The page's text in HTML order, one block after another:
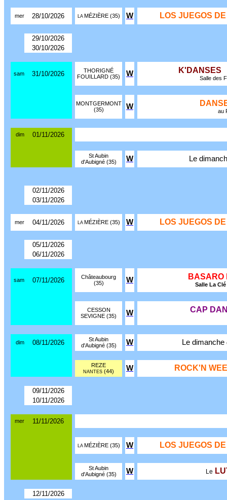
mer 28/10/2026 LA MÉZIÈRE (35) W LOS JUEGOS
29/10/2026
30/10/2026
sam 31/10/2026
THORIGNÉ
FOUILLARD (35)
W K'DANSES
Salle des
MONTGERMONT
(35)
W
au
dim 01/11/2026
St Aubin
d'Aubigné (35)
W Le
02/11/2026
03/11/2026
mer 04/11/2026 LA MÉZIÈRE (35) W LOS JUEGOS
05/11/2026
06/11/2026
sam 07/11/2026
Châteaubourg
(35)
W BASARO
Salle La
CESSON
SEVIGNE (35)
W CAP
dim 08/11/2026
St Aubin
d'Aubigné (35)
W Le dimanche
REZE
NANTES (44) W ROCK'N
09/11/2026
10/11/2026
mer 11/11/2026
LA MÉZIÈRE (35) W LOS JUEGOS
St Aubin
d'Aubigné (35)
W Le
12/11/2026